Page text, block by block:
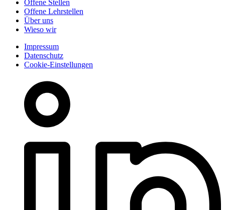
Offene Stellen
Offene Lehrstellen
Über uns
Wieso wir
Impressum
Datenschutz
Cookie-Einstellungen